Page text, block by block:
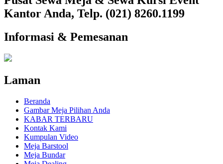
Kantor Anda, Telp. (021) 8260.1199
Informasi & Pemesanan
Laman
Beranda
Gambar Meja Pilihan Anda
KABAR TERBARU
Kontak Kami
Kumpulan Video
Meja Barstool
Meja Bundar